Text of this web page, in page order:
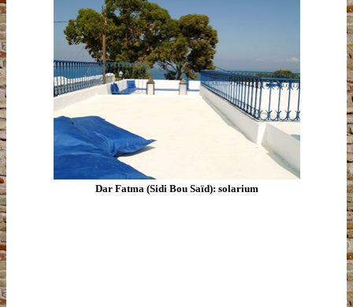
Dar Fatma (Sidi Bou Saïd): solarium